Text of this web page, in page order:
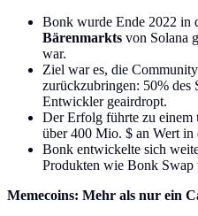
Bonk wurde Ende 2022 in
Bärenmarkts von Solana
war.
Ziel war es, die
zurückzubringen: 50% des
Entwickler geairdropt.
Der Erfolg führte zu einem
über 400 Mio. $ an Wert in
Bonk entwickelte sich
Produkten wie Bonk Swap
Memecoins: Mehr als nur ein